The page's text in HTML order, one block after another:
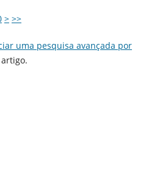
> >>
uma pesquisa avançada por